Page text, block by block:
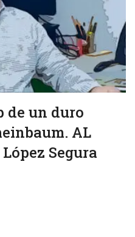
de un duro
AL
Segura